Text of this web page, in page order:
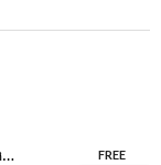
รีวิว - นายท่านครับ โปรดรักผมแรงๆ : อี้ซิวหลัว
FREE